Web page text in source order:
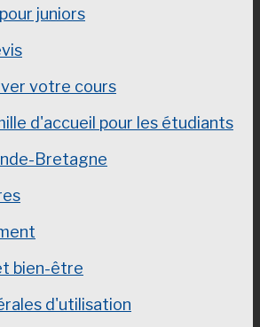
juniors
votre cours
d'accueil pour les étudiants
Bretagne
bien-être
d'utilisation